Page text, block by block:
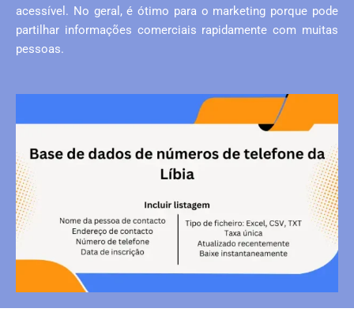
acessível. No geral, é ótimo para o marketing porque pode
partilhar informações comerciais rapidamente com muitas
pessoas.